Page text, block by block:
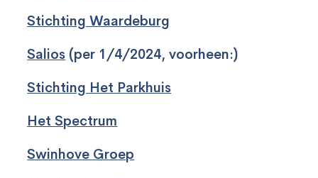
Stichting Waardeburg
Salios (per 1/4/2024, voorheen:)
Stichting Het Parkhuis
Het Spectrum
Swinhove Groep